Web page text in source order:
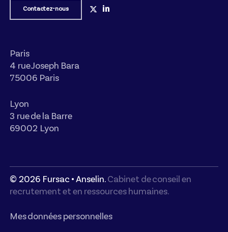
Contactez-nous
Paris
4 rue Joseph Bara
75006 Paris
Lyon
3 rue de la Barre
69002 Lyon
© 2026Fursac • Anselin. Cabinet de conseil en
recrutement et en ressources humaines.
Mes données personnelles